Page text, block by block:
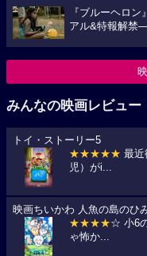
『ブルーヘロ
アル&特報解禁
みんなの映画レビュー
トイ・ストーリー5
★★★★★ 最近
児）がi...
映画ちいかわ 人魚の島のひ
★★★★☆ 小6
ゃ怖か...